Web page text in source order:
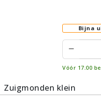
Bijna
Vóór 17:00
Zuigmonden klein